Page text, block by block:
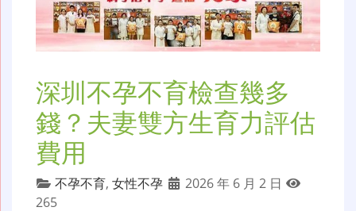
深圳不孕不育檢查幾多
錢？夫妻雙方生育力評估
費用
不孕不育, 女性不孕
2026 年 6 月 2 日
265